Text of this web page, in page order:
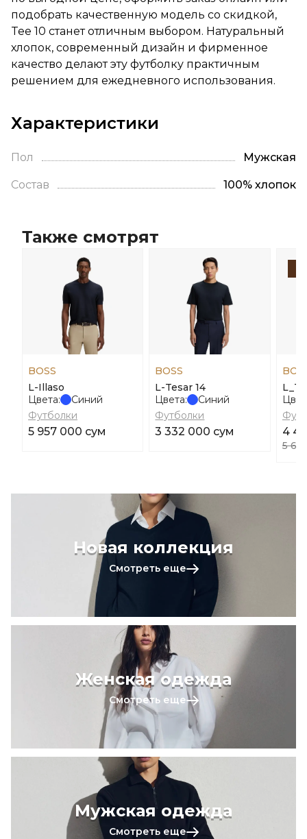
подобрать качественную модель со скидкой,
Tee 10 станет отличным выбором. Натуральный
хлопок, современный дизайн и фирменное
качество делают эту футболку практичным
решением для ежедневного использования.
Характеристики
Пол Мужская
Состав 100% хлопок
Также смотрят
BOSS
L-Illaso
Цвета:
Синий
Футболки
5 957 000 сум
BOSS
L-Tesar 14
Цвета:
Синий
Футболки
3 332 000 сум 4
5
Новая коллекция
Смотреть еще
Женская одежда
Смотреть еще
Мужская одежда
Смотреть еще